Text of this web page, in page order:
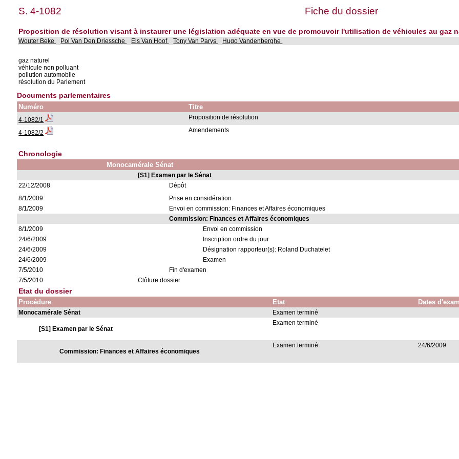
S. 4-1082 Fiche du dossier
Proposition de résolution visant à instaurer une législation adéquate en vue de promouvoir l'utilisation de véhicules au gaz
Wouter Beke Pol Van Den Driessche Els Van Hoof Tony Van Parys Hugo Vandenberghe
gaz naturel
véhicule non polluant
pollution automobile
résolution du Parlement
Documents parlementaires
Numéro Titre
4-1082/1 Proposition de résolution
4-1082/2 Amendements
Chronologie
Monocamérale Sénat
[S1] Examen par le Sénat
22/12/2008
Dépôt
8/1/2009
Prise en considération
8/1/2009
Envoi en commission: Finances et Affaires économiques
Commission: Finances et Affaires économiques
8/1/2009
Envoi en commission
24/6/2009
Inscription ordre du jour
24/6/2009
Désignation rapporteur(s): Roland Duchatelet
24/6/2009
Examen
7/5/2010
Fin d'examen
7/5/2010
Clôture dossier
Etat du dossier
Procédure Etat Dates
Monocamérale Sénat Examen terminé
[S1] Examen par le Sénat
Examen terminé
Commission: Finances et Affaires économiques
Examen terminé 24/6/2009